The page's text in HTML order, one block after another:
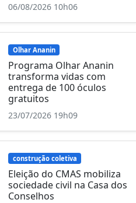
06/08/2026 10h06
Olhar Ananin
Programa Olhar Ananin
transforma vidas com
entrega de 100 óculos
gratuitos
23/07/2026 19h09
construção coletiva
Eleição do CMAS mobiliza
sociedade civil na Casa dos
Conselhos